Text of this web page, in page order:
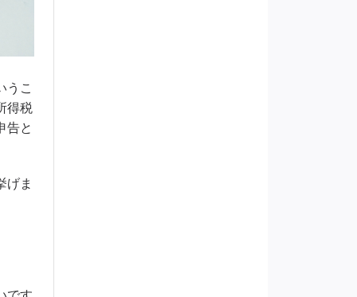
うこ
得税
告と
げま